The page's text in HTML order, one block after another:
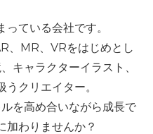
ている会社です。
、MR、VRをはじめとし
キャラクターイラスト、
クリエイター。
を高め合いながら成長で
加わりませんか？